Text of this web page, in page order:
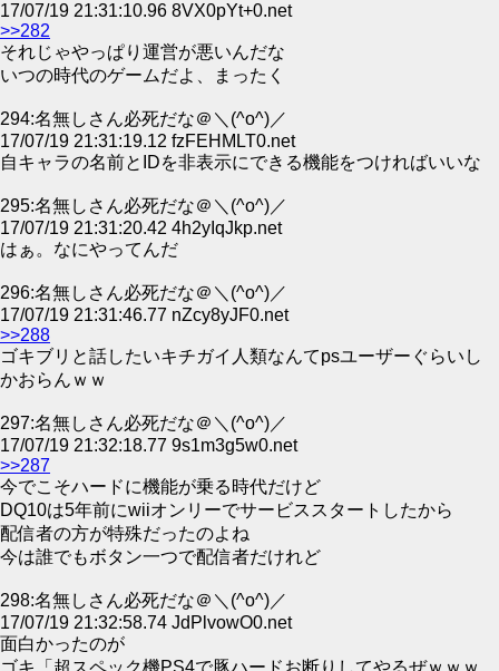
17/07/19 21:31:10.96 8VX0pYt+0.net
>>282
それじゃやっぱり運営が悪いんだな
いつの時代のゲームだよ、まったく
294:名無しさん必死だな＠＼(^o^)／
17/07/19 21:31:19.12 fzFEHMLT0.net
自キャラの名前とIDを非表示にできる機能をつければいいな
295:名無しさん必死だな＠＼(^o^)／
17/07/19 21:31:20.42 4h2yIqJkp.net
はぁ。なにやってんだ
296:名無しさん必死だな＠＼(^o^)／
17/07/19 21:31:46.77 nZcy8yJF0.net
>>288
ゴキブリと話したいキチガイ人類なんてpsユーザーぐらいし
かおらんｗｗ
297:名無しさん必死だな＠＼(^o^)／
17/07/19 21:32:18.77 9s1m3g5w0.net
>>287
今でこそハードに機能が乗る時代だけど
DQ10は5年前にwiiオンリーでサービススタートしたから
配信者の方が特殊だったのよね
今は誰でもボタン一つで配信者だけれど
298:名無しさん必死だな＠＼(^o^)／
17/07/19 21:32:58.74 JdPlvowO0.net
面白かったのが
ゴキ「超スペック機PS4で豚ハードお断りしてやるぜｗｗｗ